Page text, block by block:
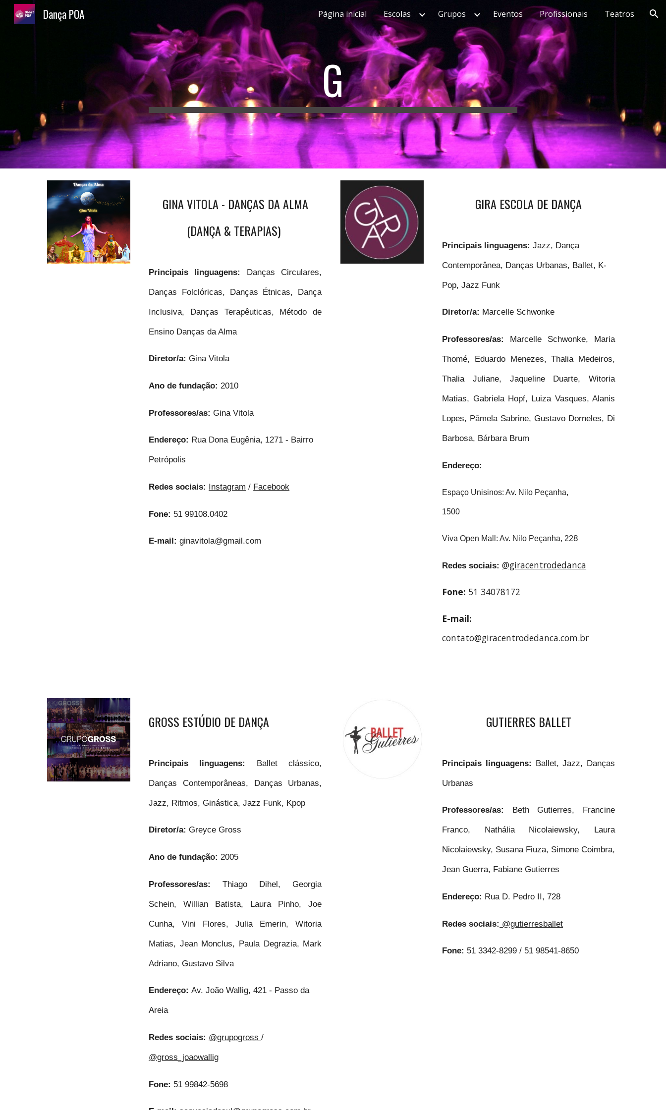
Skip to main content Skip to navigation
Dança POA Página inicial Escolas Grupos Eventos Profissionais Teatros
G
GINA VITOLA - DANÇAS DA ALMA
(DANÇA & TERAPIAS)
Principais linguagens: Danças Circulares,
Danças Folclóricas, Danças Étnicas, Dança
Inclusiva, Danças Terapêuticas, Método de
Ensino Danças da Alma
Diretor/a:Gina Vitola
Ano de fundação: 2010
Professores/as:Gina Vitola
Endereço: Rua Dona Eugênia, 1271 - Bairro
Petrópolis
Redes sociais: Instagram / Facebook
Fone: 51 99108.0402
E-mail: ginavitola@gmail.com
GIRA ESCOLA DE DANÇA
Principais linguagens:Jazz, Dança
Contemporânea, Danças Urbanas, Ballet, K-
Pop, Jazz Funk
Diretor/a: Marcelle Schwonke
Professores/as: Marcelle Schwonke, Maria
Thomé, Eduardo Menezes, Thalia Medeiros,
Thalia Juliane, Jaqueline Duarte, Witoria
Matias, Gabriela Hopf, Luiza Vasques, Alanis
Lopes, Pâmela Sabrine, Gustavo Dorneles, Di
Barbosa, Bárbara Brum
Endereço:
Espaço Unisinos: Av. Nilo Peçanha,
1500
Viva Open Mall: Av. Nilo Peçanha, 228
Redes sociais: @giracentrodedanca
Fone: 51 34078172
E-mail:
contato@giracentrodedanca.com.br
GROSS ESTÚDIO DE DANÇA
Principais linguagens: Ballet clássico,
Danças Contemporâneas, Danças Urbanas,
Jazz, Ritmos, Ginástica, Jazz Funk, Kpop
Diretor/a:Greyce Gross
Ano de fundação: 2005
Professores/as:Thiago Dihel, Georgia
Schein, Willian Batista, Laura Pinho, Joe
Cunha, Vini Flores, Julia Emerin, Witoria
Matias, Jean Monclus, Paula Degrazia, Mark
Adriano, Gustavo Silva
Endereço:Av. João Wallig, 421 - Passo da
Areia
Redes sociais: @grupogross/
@gross_joaowallig
Fone: 51 99842-5698
GUTIERRES BALLET
Principais linguagens: Ballet, Jazz, Danças
Urbanas
Professores/as: Beth Gutierres, Francine
Franco, Nathália Nicolaiewsky, Laura
Nicolaiewsky, Susana Fiuza, Simone Coimbra,
Jean Guerra, Fabiane Gutierres
Endereço: Rua D. Pedro II, 728
Redes sociais: @gutierresballet
Fone: 51 3342-8299 / 51 98541-8650